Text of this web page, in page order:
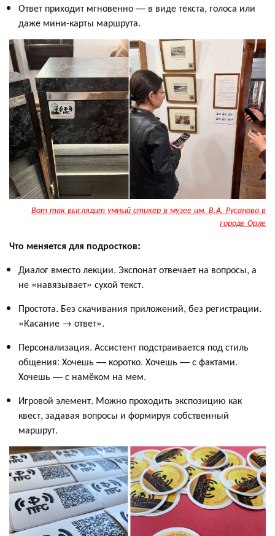
Ответ приходит мгновенно — в виде текста, голоса или
даже мини-карты маршрута.
Вот так выглядит умный стикер в музее им. В.А. Русанова в
городе Орле
Что меняется для подростков:
Диалог вместо лекции. Экспонат отвечает на вопросы, а
не «навязывает» сухой текст.
Простота. Без скачивания приложений, без регистрации.
«Касание → ответ».
Персонализация. Ассистент подстраивается под стиль
общения: Хочешь — коротко. Хочешь — с фактами.
Хочешь — с намёком на мем.
Игровой элемент. Можно проходить экспозицию как
квест, задавая вопросы и формируя собственный
маршрут.